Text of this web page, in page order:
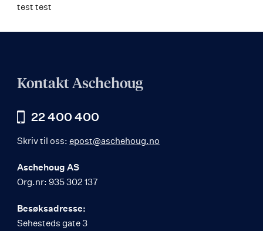
test test
Kontakt Aschehoug
22 400 400
Skriv til oss: epost@aschehoug.no
Aschehoug AS
Org.nr: 935 302 137
Besøksadresse:
Sehesteds gate 3